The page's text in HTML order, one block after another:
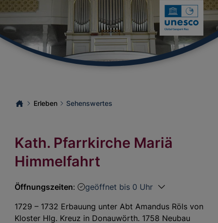
Sehenswertes
Erleben
Kath. Pfarrkirche Mariä
Himmelfahrt
Öffnungszeiten:
geöffnet bis 0 Uhr
1729 – 1732 Erbauung unter Abt Amandus Röls von
Kloster Hlg. Kreuz in Donauwörth. 1758 Neubau